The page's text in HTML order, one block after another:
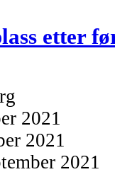
etter
2021
2021
2021